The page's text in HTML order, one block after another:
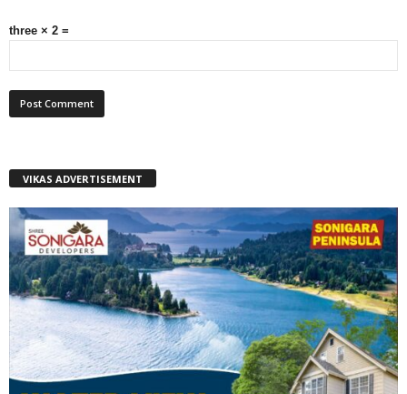
three × 2 =
VIKAS ADVERTISEMENT